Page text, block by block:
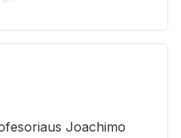
Jo­a­chi­mo